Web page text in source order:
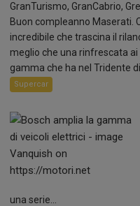
GranTurismo, GranCabrio,
Buon compleanno Maserati.
incredibile che trascina il
meglio che una rinfrescata
gamma che ha nel Tridente
Supercar
una serie...